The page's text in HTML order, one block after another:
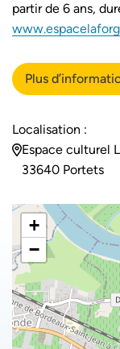
partir de 6 ans,
Plus
Localisation :
Espace culturel
33640 Portets
+
−